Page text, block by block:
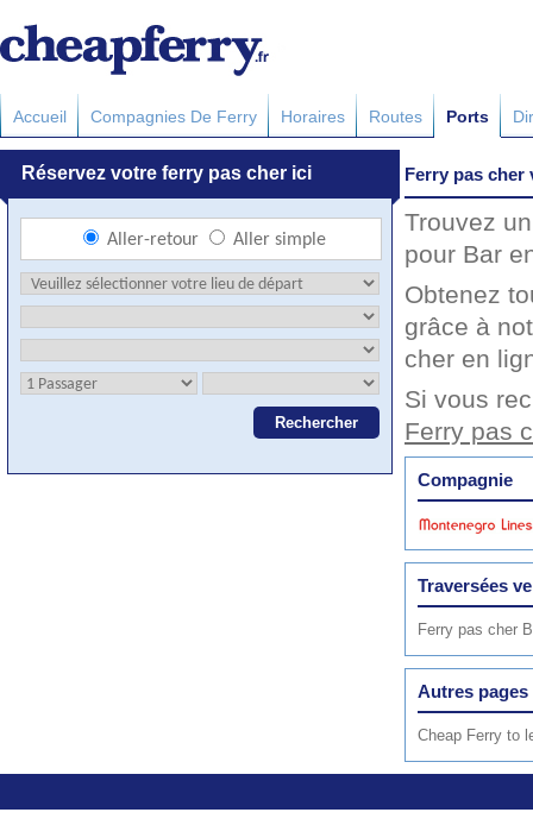
Accueil Compagnies De Ferry Horaires Routes Ports
Ferry pas cher
Trouvez
pour Bar
Obtenez
grâce à
cher en
Si vous
Ferry pas
Compagnie
Traversées
Ferry pas cher
Autres pages
Cheap Ferry to